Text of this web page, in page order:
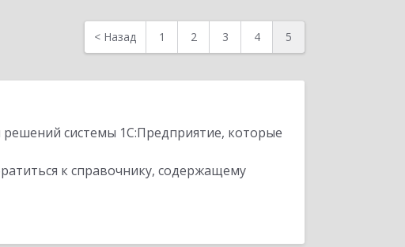
< Назад 1 2 3 4 5
решений системы 1С:Предприятие, которые
к справочнику, содержащему